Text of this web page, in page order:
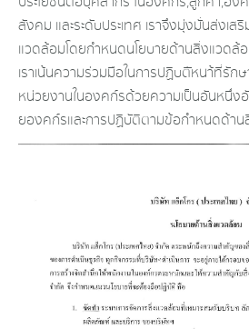
สังคม และระดับประเทศ เราจึงมุ่งมั่นส่งเ
แวดล้อมโดยกำหนดนโยบายด้านสิ่งแวดล้
เราเน้นความร่วมมือในการปฏิบตัิหนา้ที่รั
หน่วยงานในองคก์รด้วยความเป็นอันหนึ่งอั
ยองคก์รและการปฏิบัติตามข้อกำหนดด้า